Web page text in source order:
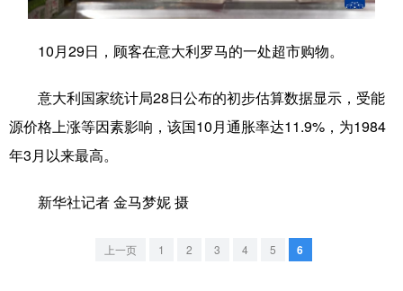
彩票 娱乐 时尚 悦读
10月29日，顾客在意大利罗马的一处超市购物。
意大利国家统计局28日公布的初步估算数据显示，受能
源价格上涨等因素影响，该国10月通胀率达11.9%，为1984
年3月以来最高。
新华社记者 金马梦妮 摄
上一页 1 2 3 4 5 6